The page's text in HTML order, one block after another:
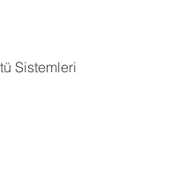
Sistemleri